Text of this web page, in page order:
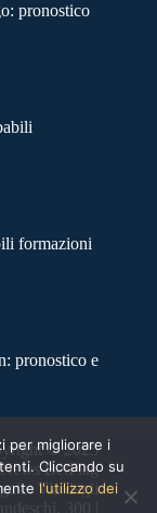
pronostico
formazioni
pronostico e
© 2025
BetFlag
Via degli
300 |
per migliorare i
Cliccando su
l'utilizzo dei